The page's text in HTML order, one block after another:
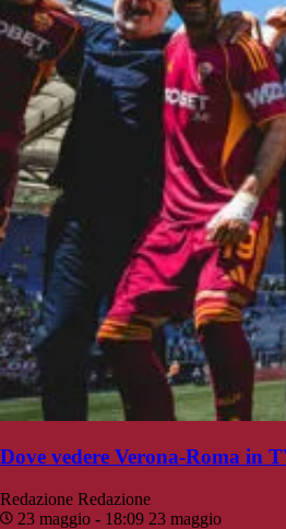
Dove vedere Verona-Roma in
Redazione Redazione
23 maggio - 18:09 23 maggio